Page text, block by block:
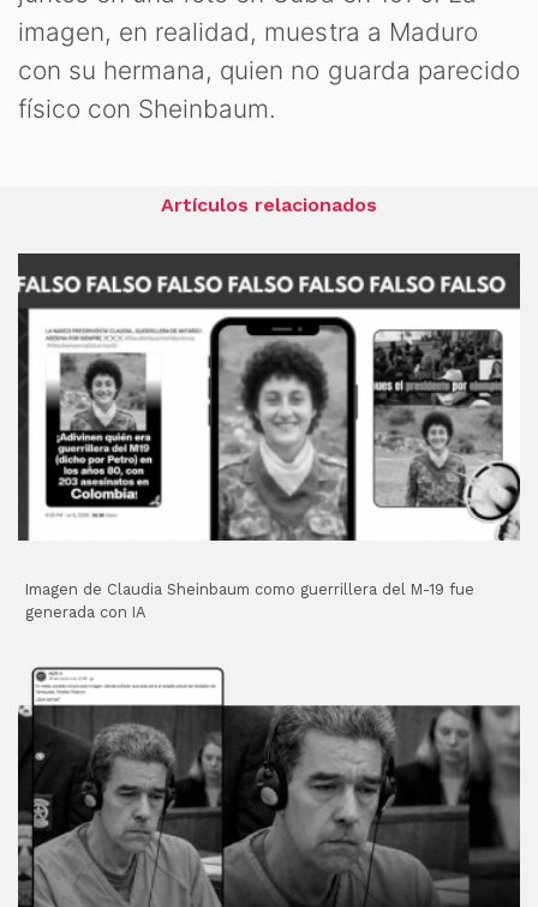
imagen, en realidad, muestra a Maduro
con su hermana, quien no guarda parecido
físico con Sheinbaum.
Artículos relacionados
Imagen de Claudia Sheinbaum como guerrillera del M-19 fue
generada con IA